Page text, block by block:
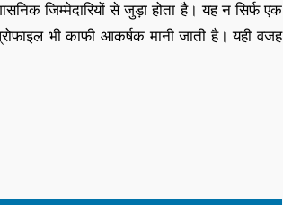
जिम्मेदारियों से जुड़ा होता है। यह न सिर्फ एक
भी काफी आकर्षक मानी जाती है। यही वजह